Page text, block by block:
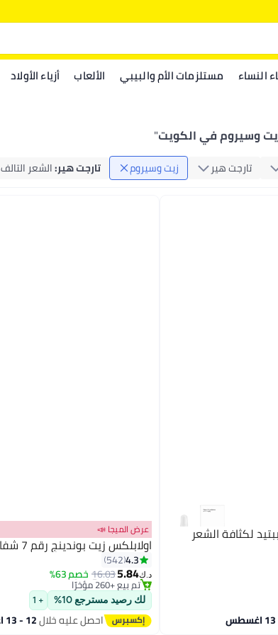
النساء مستلزمات الأم والبيبي الألعاب أزياء الأولاد
وسيروم في الكويت"
تارجت هير زيت وسيروم تارجت هير:الشعر التالف
لكثافة الشعر عرض الميجا 📣
اولابلكس زيت بوندينج رقم 7 شفاف 30ملليلتر
4.3
542
د.ك‏5.84
16.03خصم 63%
#7 في زيت وسيروم
أقل سعر في 7 يوم
تم بيع +260 مؤخرًا
#7 في زيت وسيروم
لك رصيد مسترجع 10% + 1
احصل عليه خلال12 - 13 اغسطس